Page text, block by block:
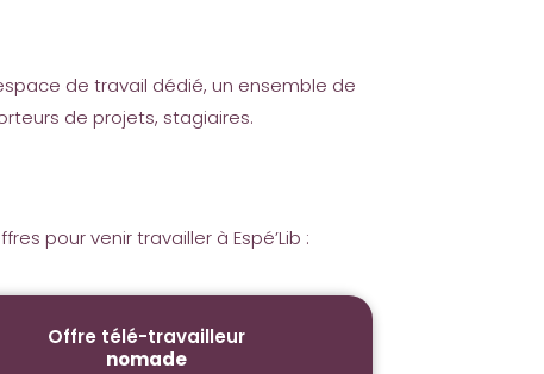
de travail dédié, un ensemble de
de projets, stagiaires.
pour venir travailler à Espé’Lib :
Offre télé-travailleur
nomade